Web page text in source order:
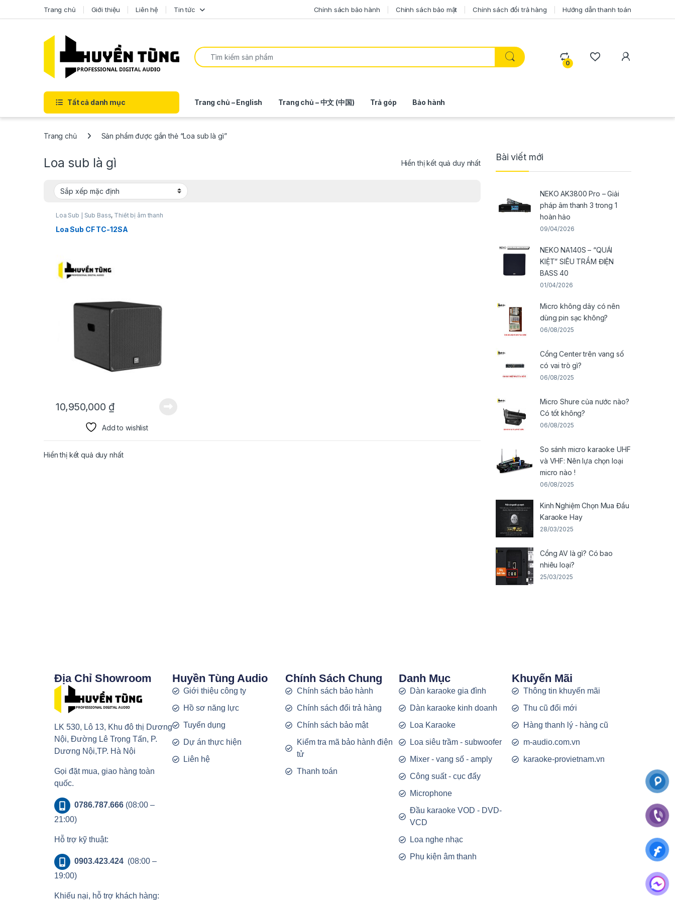
Trang chủ Giới thiệu Liên hệ Tin tức Chính sách bảo hành Chính sách bảo mật Chính sách đổi trả hàng Hướng dẫn thanh toán
0
Tất cả danh mục Trang chủ – English Trang chủ – 中文 (中国) Trả góp Bảo hành
Trang chủ Sản phẩm được gắn thẻ “Loa sub là gì”
Loa sub là gì Hiển thị kết quả duy nhất
Loa Sub | Sub Bass, Thiết bị âm thanh
karaoke | KTV
Loa Sub CF TC-12SA
10,950,000 ₫
Add to wishlist
Hiển thị kết quả duy nhất
Bài viết mới
NEKO AK3800 Pro – Giải
pháp âm thanh 3 trong 1
hoàn hảo
09/04/2026
NEKO NA140S – “QUÁI
KIỆT” SIÊU TRẦM ĐIỆN
BASS 40
01/04/2026
Micro không dây có nên
dùng pin sạc không?
06/08/2025
Cổng Center trên vang số
có vai trò gì?
06/08/2025
Micro Shure của nước nào?
Có tốt không?
06/08/2025
So sánh micro karaoke UHF
và VHF: Nên lựa chọn loại
micro nào !
06/08/2025
Kinh Nghiệm Chọn Mua Đầu
Karaoke Hay
28/03/2025
Cổng AV là gì? Có bao
nhiêu loại?
25/03/2025
Địa Chỉ Showroom
LK 530, Lô 13, Khu đô thị Dương
Nội, Đường Lê Trọng Tấn, P.
Dương Nội,TP. Hà Nội
Gọi đặt mua, giao hàng toàn
quốc.
0786.787.666(08:00 –
21:00)
Hỗ trợ kỹ thuật:
0903.423.424 (08:00 –
19:00)
Khiếu nại, hỗ trợ khách hàng:
Huyền Tùng Audio
Giới thiệu công ty
Hồ sơ năng lực
Tuyển dụng
Dự án thực hiện
Liên hệ
Chính Sách Chung
Chính sách bảo hành
Chính sách đổi trả hàng
Chính sách bảo mật
Kiểm tra mã bảo hành điện
tử
Thanh toán
Danh Mục
Dàn karaoke gia đình
Dàn karaoke kinh doanh
Loa Karaoke
Loa siêu trầm - subwoofer
Mixer - vang số - amply
Công suất - cục đẩy
Microphone
Đầu karaoke VOD - DVD-
VCD
Loa nghe nhạc
Phụ kiện âm thanh
Khuyến Mãi
Thông tin khuyến mãi
Thu cũ đổi mới
Hàng thanh lý - hàng cũ
m-audio.com.vn
karaoke-provietnam.vn